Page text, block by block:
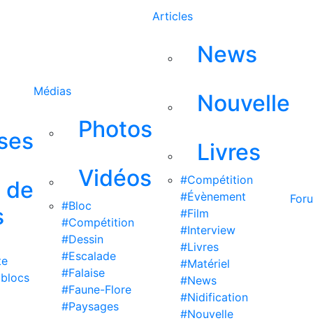
de
Médias
Photos
Vidéos
#Bloc
#Compétition
#Dessin
#Escalade
#Falaise
#Faune-Flore
#Paysages
Articles
News
Nouvelle
Livres
#Compétition
#Évènement
#Film
#Interview
#Livres
#Matériel
#News
#Nidification
#Nouvelle